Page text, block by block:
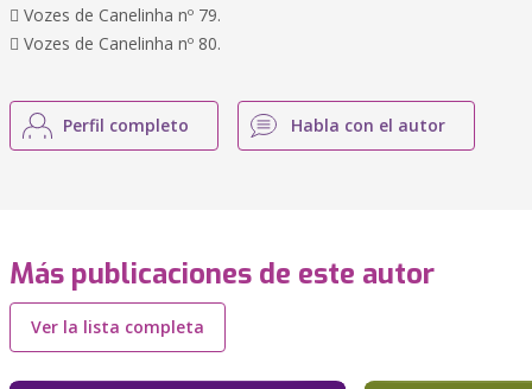
 Vozes de Canelinha nº 79.
 Vozes de Canelinha nº 80.
Perfil completo Habla con el autor
Más publicaciones de este autor
Ver la lista completa